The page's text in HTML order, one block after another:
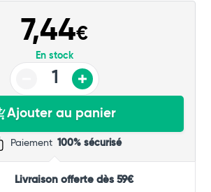
7,44€
En stock
Ajouter au panier
Paiement 100% sécurisé
Livraison offerte dès 59€